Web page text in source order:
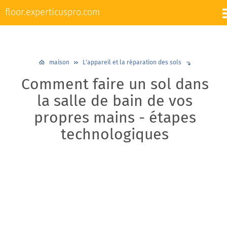
floor.experticuspro.com
L'appareil et la réparation des sols
Plancher chaud Plinthes Design et décoration
maison L'appareil et la réparation des sols
Comment faire un sol dans
la salle de bain de vos
propres mains - étapes
technologiques